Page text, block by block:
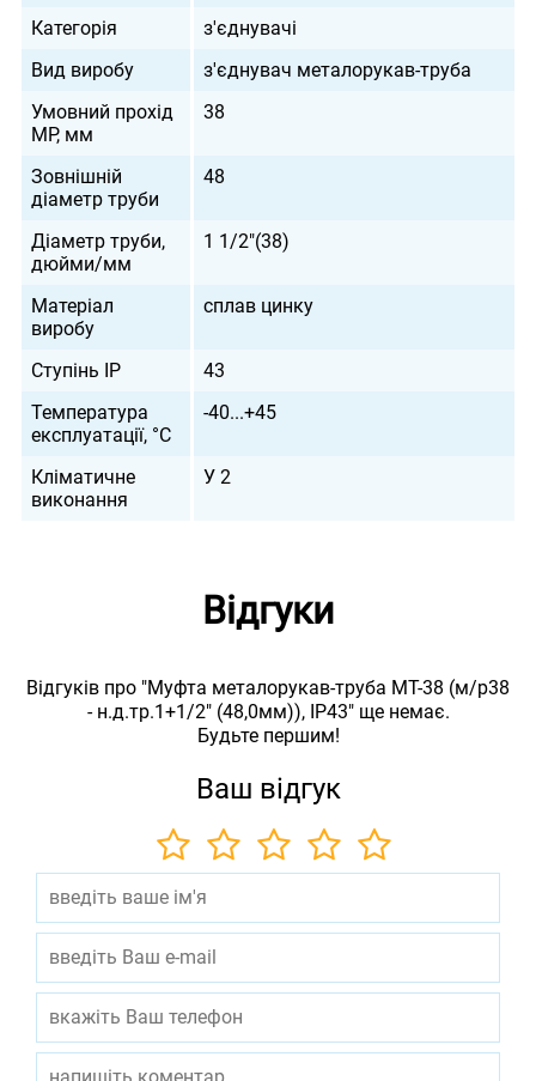
Категорія
з'єднувачі
Вид виробу
з'єднувач металорукав-труба
Умовний прохід
МР, мм
38
Зовнішній
діаметр труби
48
Діаметр труби,
дюйми/мм
1 1/2"(38)
Матеріал
виробу
сплав цинку
Ступінь IP
43
Температура
експлуатації, °С
-40...+45
Кліматичне
виконання
У 2
Відгуки
Відгуків про "Муфта металорукав-труба МТ-38 (м/р38
- н.д.тр.1+1/2" (48,0мм)), IP43" ще немає.
Будьте першим!
Ваш відгук